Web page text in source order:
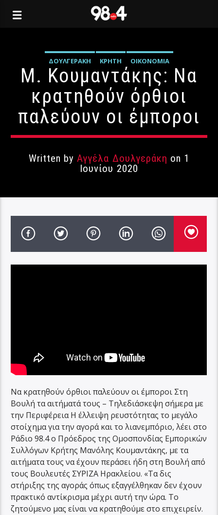
ΔΟΥΛΓΕΡΆΚΗ ΚΡΉΤΗ ΟΙΚΟΝΟΜΊΑ
Μ. Κουμαντάκης: Να
κρατηθούν όρθιοι
παλεύουν οι έμποροι
Written byΑγγέλα Δουλγεράκη on 1
Ιουνίου 2020
Να κρατηθούν όρθιοι παλεύουν οι έμποροι Στη
Βουλή τα αιτήματά τους – Τηλεδιάσκεψη σήμερα με
την Περιφέρεια Η έλλειψη ρευστότητας το μεγάλο
στοίχημα για την αγορά και το λιανεμπόριο, λέει στο
Ράδιο 98.4 ο Πρόεδρος της Ομοσπονδίας Εμπορικών
Συλλόγων Κρήτης Μανόλης Κουμαντάκης, με τα
αιτήματα τους να έχουν περάσει ήδη στη Βουλή από
τους Βουλευτές ΣΥΡΙΖΑ Ηρακλείου. «Τα δις
στήριξης της αγοράς όπως εξαγγέλθηκαν δεν έχουν
πρακτικό αντίκρισμα μέχρι αυτή την ώρα. Το
ζητούμενο μας είναι να κρατηθούμε στο επιχειρείν.